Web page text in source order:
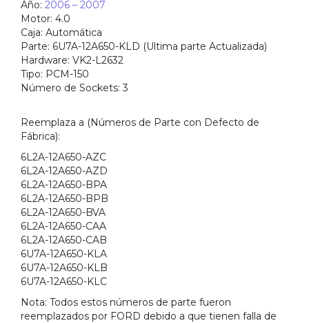
Año: 2006 – 2007
Motor: 4.0
Caja: Automática
Parte: 6U7A-12A650-KLD (Ultima parte Actualizada)
Hardware: VK2-L2632
Tipo: PCM-150
Número de Sockets: 3
Reemplaza a (Números de Parte con Defecto de
Fábrica):
6L2A-12A650-AZC
6L2A-12A650-AZD
6L2A-12A650-BPA
6L2A-12A650-BPB
6L2A-12A650-BVA
6L2A-12A650-CAA
6L2A-12A650-CAB
6U7A-12A650-KLA
6U7A-12A650-KLB
6U7A-12A650-KLC
Nota: Todos estos números de parte fueron
reemplazados por FORD debido a que tienen falla de